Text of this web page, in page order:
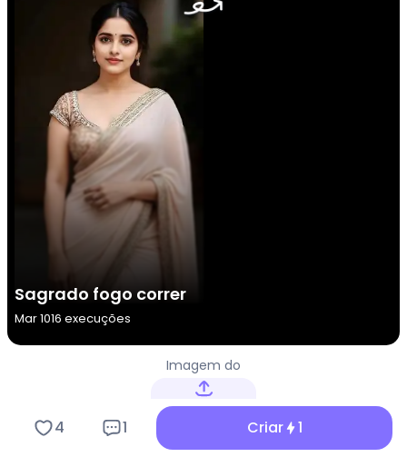
Sagrado fogo correr
Mar 1016 execuções
Imagem do
homem
Upload
4 1 Criar 1